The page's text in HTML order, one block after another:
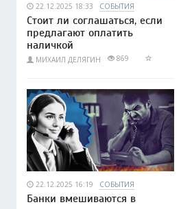
22.12.2025 18:33 СОБЫТИЯ
Стоит ли соглашаться, если
предлагают оплатить
наличкой
МИХАИЛ ДЕЛЯГИН 869
22.12.2025 16:19 СОБЫТИЯ
Банки вмешиваются в